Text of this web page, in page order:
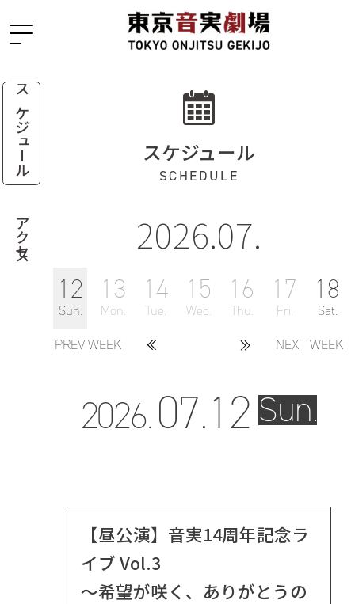
スケジュール
アクセス
スケジュール
SCHEDULE
2026.07.
PREV WEEK
12
Sun.
13
Mon.
14
Tue.
15
Wed.
16
Thu.
17
Fri.
18
Sat.
NEXT WEEK
2026.07.12 Sun.
【昼公演】音実14周年記念ラ
イブ Vol.3
～希望が咲く、ありがとうの